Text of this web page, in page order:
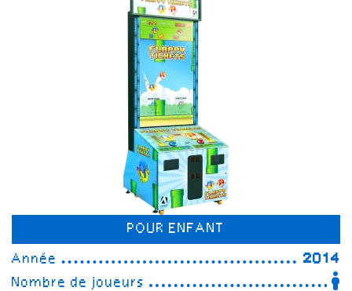
POUR ENFANT
Année
2014
Nombre de joueurs